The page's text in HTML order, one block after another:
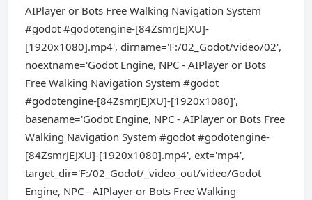
AIPlayer or Bots Free Walking Navigation System
#godot #godotengine-[84ZsmrJEJXU]-
[1920x1080].mp4', dirname='F:/02_Godot/video/02',
noextname='Godot Engine, NPC - AIPlayer or Bots
Free Walking Navigation System #godot
#godotengine-[84ZsmrJEJXU]-[1920x1080]',
basename='Godot Engine, NPC - AIPlayer or Bots Free
Walking Navigation System #godot #godotengine-
[84ZsmrJEJXU]-[1920x1080].mp4', ext='mp4',
target_dir='F:/02_Godot/_video_out/video/Godot
Engine, NPC - AIPlayer or Bots Free Walking